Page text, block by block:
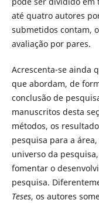
até quatro autores
submetidos contam,
avaliação por pares.
Acrescenta-se ainda
que abordam, de
conclusão de
manuscritos desta
métodos, os
pesquisa para a
universo da
fomentar o
pesquisa.
Teses, os autores